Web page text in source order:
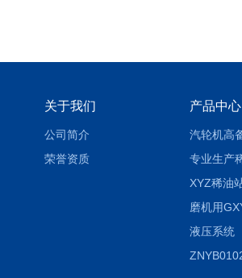
关于我们
公司简介
荣誉资质
产品中心
液压系统